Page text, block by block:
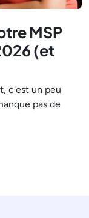
MSP
(et
c'est un peu
pas de